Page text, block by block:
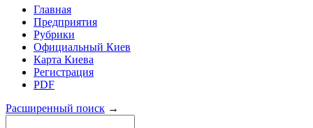
Главная
Предприятия
Рубрики
Официальный Киев
Карта Киева
Регистрация
PDF
Расширенный поиск →